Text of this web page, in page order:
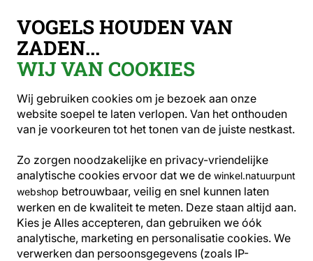
VOGELS HOUDEN VAN
ZADEN...
WIJ VAN COOKIES
Wij gebruiken cookies om je bezoek aan onze
website soepel te laten verlopen. Van het onthouden
van je voorkeuren tot het tonen van de juiste nestkast.
Zo zorgen noodzakelijke en privacy-vriendelijke
analytische cookies ervoor dat we de winkel.natuurpunt
webshop betrouwbaar, veilig en snel kunnen laten
werken en de kwaliteit te meten. Deze staan altijd aan.
Kies je Alles accepteren, dan gebruiken we óók
analytische, marketing en personalisatie cookies. We
verwerken dan persoonsgegevens (zoals IP-
Vogelvoer Zadenmixen Voedertafelpakket